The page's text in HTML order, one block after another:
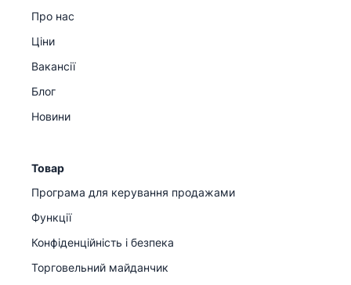
Про нас
Ціни
Вакансії
Блог
Новини
Товар
Програма для керування продажами
Функції
Конфіденційність і безпека
Торговельний майданчик